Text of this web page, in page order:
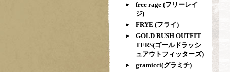
free rage (フリーレイ
ジ)
FRYE (フライ)
GOLD RUSH OUTFIT
TERS(ゴールドラッシ
ュアウトフィッターズ)
gramicci(グラミチ)